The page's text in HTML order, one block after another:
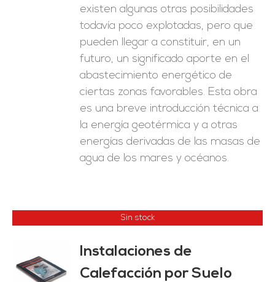
existen algunas otras posibilidades
todavía poco explotadas, pero que
pueden llegar a constituir, en un
futuro, un significado aporte en el
abastecimiento energético de
ciertas zonas favorables. Esta obra
es una breve introducción técnica a
la energía geotérmica y a otras
energías derivadas de las masas de
agua de los mares y océanos.
Sin stock
Instalaciones de
Calefacción por Suelo